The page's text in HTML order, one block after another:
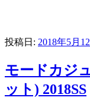
投稿日: 2018年5月
モードカジ
ット) 2018SS